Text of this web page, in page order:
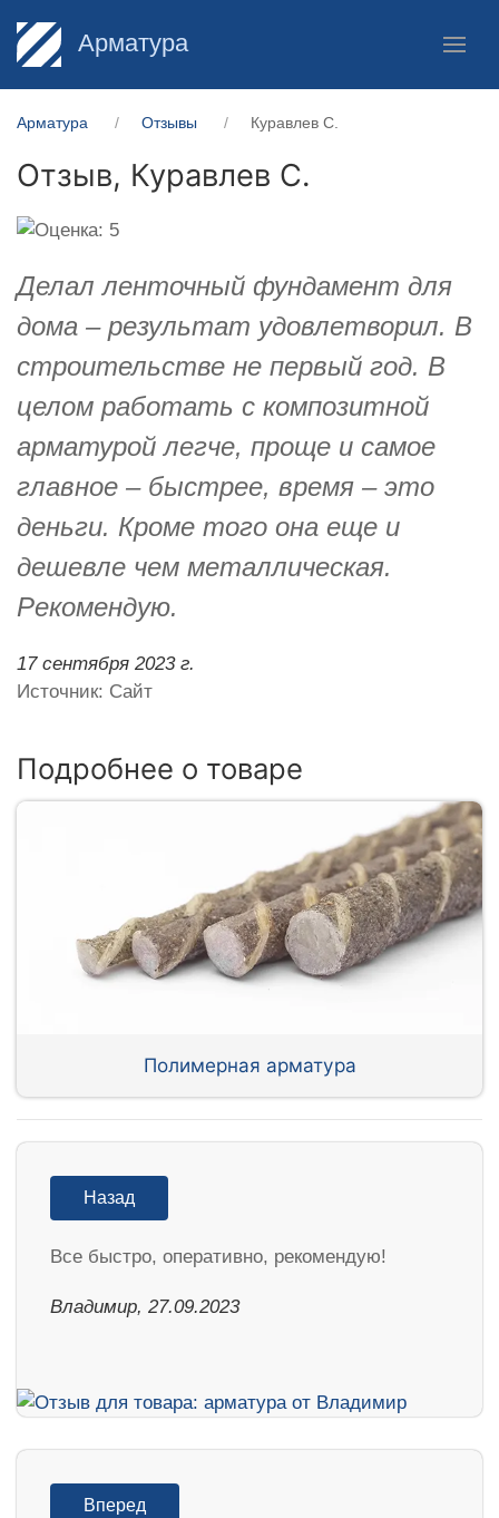
Арматура
Арматура Отзывы Куравлев С.
Отзыв, Куравлев С.
Делал ленточный фундамент для
дома – результат удовлетворил. В
строительстве не первый год. В
целом работать с композитной
арматурой легче, проще и самое
главное – быстрее, время – это
деньги. Кроме того она еще и
дешевле чем металлическая.
Рекомендую.
17 сентября 2023 г.
Источник: Сайт
Подробнее о товаре
Полимерная арматура
Назад
Все быстро, оперативно, рекомендую!
Владимир, 27.09.2023
Вперед